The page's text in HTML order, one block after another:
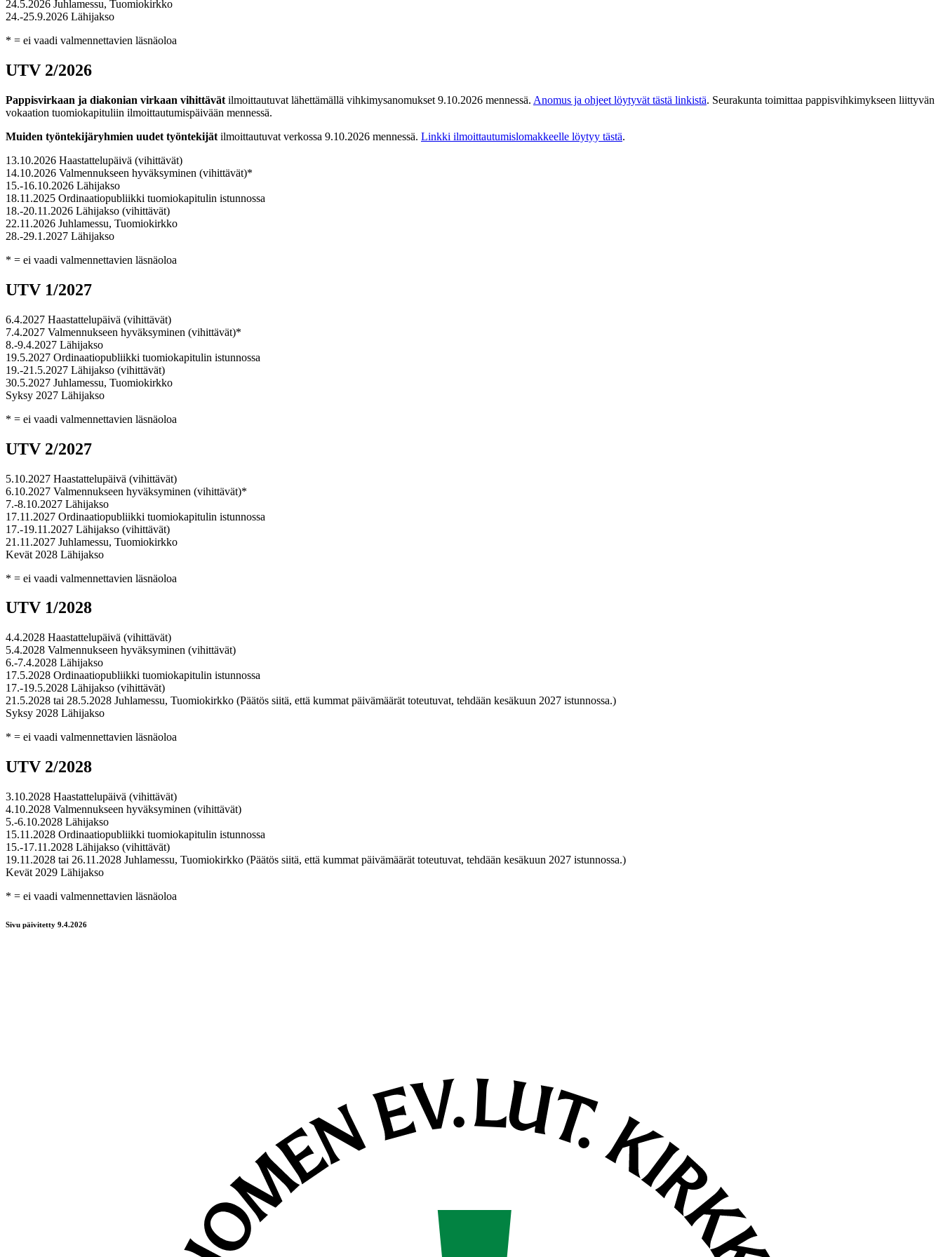
24.5.2026 Juhlamessu, Tuomiokirkko
24.-25.9.2026 Lähijakso
* = ei vaadi valmennettavien läsnäoloa
UTV 2/2026
Pappisvirkaan ja diakonian virkaan vihittävät ilmoittautuvat lähettämällä vihkimysanomukset 9.10.2026 mennessä. Anomus ja ohjeet löytyvät tästä linkistä. Seurakunta toimittaa pappisvihkimykseen liittyvän
vokaation tuomiokapituliin ilmoittautumispäivään mennessä.
Muiden työntekijäryhmien uudet työntekijät ilmoittautuvat verkossa 9.10.2026 mennessä. Linkki ilmoittautumislomakkeelle löytyy tästä.
13.10.2026 Haastattelupäivä (vihittävät)
14.10.2026 Valmennukseen hyväksyminen (vihittävät)*
15.-16.10.2026 Lähijakso
18.11.2025 Ordinaatiopubliikki tuomiokapitulin istunnossa
18.-20.11.2026 Lähijakso (vihittävät)
22.11.2026 Juhlamessu, Tuomiokirkko
28.-29.1.2027 Lähijakso
* = ei vaadi valmennettavien läsnäoloa
UTV 1/2027
6.4.2027 Haastattelupäivä (vihittävät)
7.4.2027 Valmennukseen hyväksyminen (vihittävät)*
8.-9.4.2027 Lähijakso
19.5.2027 Ordinaatiopubliikki tuomiokapitulin istunnossa
19.-21.5.2027 Lähijakso (vihittävät)
30.5.2027 Juhlamessu, Tuomiokirkko
Syksy 2027 Lähijakso
* = ei vaadi valmennettavien läsnäoloa
UTV 2/2027
5.10.2027 Haastattelupäivä (vihittävät)
6.10.2027 Valmennukseen hyväksyminen (vihittävät)*
7.-8.10.2027 Lähijakso
17.11.2027 Ordinaatiopubliikki tuomiokapitulin istunnossa
17.-19.11.2027 Lähijakso (vihittävät)
21.11.2027 Juhlamessu, Tuomiokirkko
Kevät 2028 Lähijakso
* = ei vaadi valmennettavien läsnäoloa
UTV 1/2028
4.4.2028 Haastattelupäivä (vihittävät)
5.4.2028 Valmennukseen hyväksyminen (vihittävät)
6.-7.4.2028 Lähijakso
17.5.2028 Ordinaatiopubliikki tuomiokapitulin istunnossa
17.-19.5.2028 Lähijakso (vihittävät)
21.5.2028 tai 28.5.2028 Juhlamessu, Tuomiokirkko (Päätös siitä, että kummat päivämäärät toteutuvat, tehdään kesäkuun 2027 istunnossa.)
Syksy 2028 Lähijakso
* = ei vaadi valmennettavien läsnäoloa
UTV 2/2028
3.10.2028 Haastattelupäivä (vihittävät)
4.10.2028 Valmennukseen hyväksyminen (vihittävät)
5.-6.10.2028 Lähijakso
15.11.2028 Ordinaatiopubliikki tuomiokapitulin istunnossa
15.-17.11.2028 Lähijakso (vihittävät)
19.11.2028 tai 26.11.2028 Juhlamessu, Tuomiokirkko (Päätös siitä, että kummat päivämäärät toteutuvat, tehdään kesäkuun 2027 istunnossa.)
Kevät 2029 Lähijakso
* = ei vaadi valmennettavien läsnäoloa
Sivu päivitetty 9.4.2026